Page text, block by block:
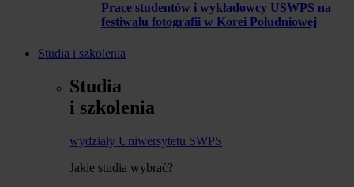
Prace studentów i wykładowcy USWPS na
festiwalu fotografii w Korei Południowej
Studia i szkolenia
Studia
i szkolenia
wydziały Uniwersytetu SWPS
Jakie studia wybrać?